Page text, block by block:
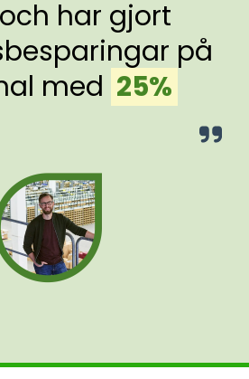
och har gjort
på
med 25%